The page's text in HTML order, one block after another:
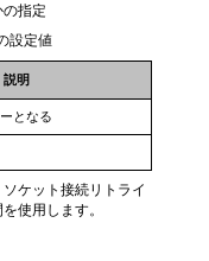
指定
設定値
説明
となる
ケット接続リトライ
使用します。